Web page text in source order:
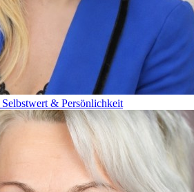
Selbstwert & Persönlichkeit